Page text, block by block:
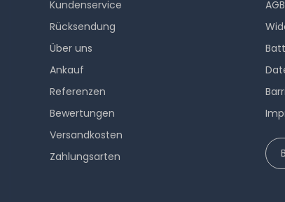
Kundenservice
Rücksendung
Über uns
Ankauf
Referenzen
Bewertungen
Versandkosten
Zahlungsarten
AGB